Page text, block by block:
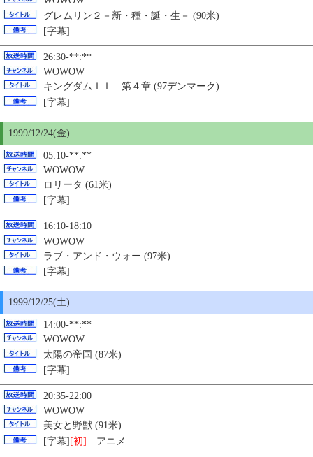
グレムリン２－新・種・誕・生－ (90米)
[字幕]
26:30-**:**
WOWOW
キングダムＩＩ 第４章 (97デンマーク)
[字幕]
1999/12/24(金)
05:10-**:**
WOWOW
ロリータ (61米)
[字幕]
16:10-18:10
WOWOW
ラブ・アンド・ウォー (97米)
[字幕]
1999/12/25(土)
14:00-**:**
WOWOW
太陽の帝国 (87米)
[字幕]
20:35-22:00
WOWOW
美女と野獣 (91米)
[字幕][初] アニメ